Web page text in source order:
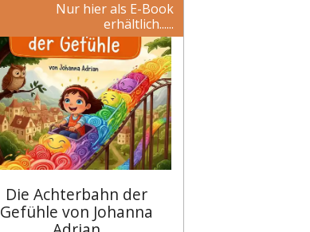
Nur hier als E-Book
erhältlich......
Die Achterbahn der
Gefühle von Johanna